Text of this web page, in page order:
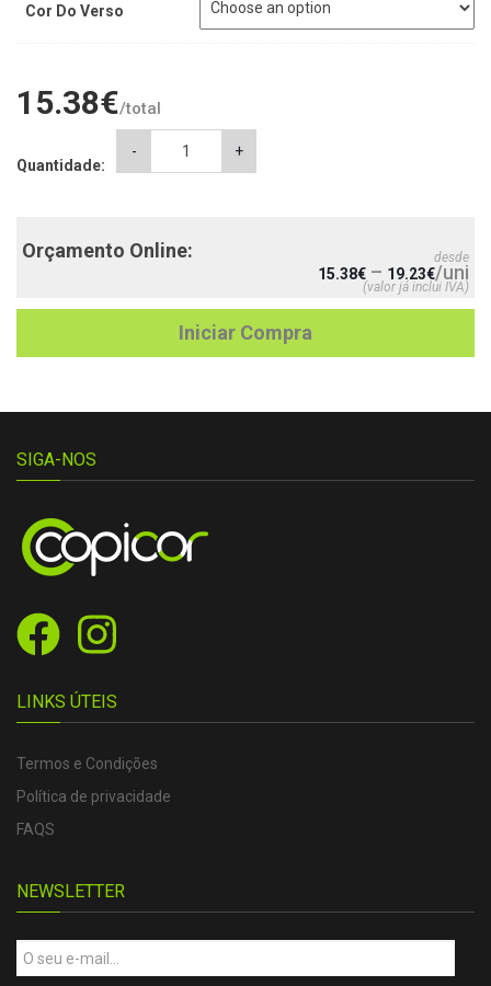
Cor Do Verso
15.38€/total
Quantidade:
-
Almofada
+
Orçamento Online: desde
15.38€ – 19.23€/uni
(valor já inclui IVA)
Iniciar Compra
SIGA-NOS
LINKS ÚTEIS
Termos e Condições
Política de privacidade
FAQS
NEWSLETTER